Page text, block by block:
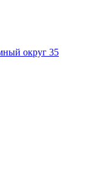
округ 35